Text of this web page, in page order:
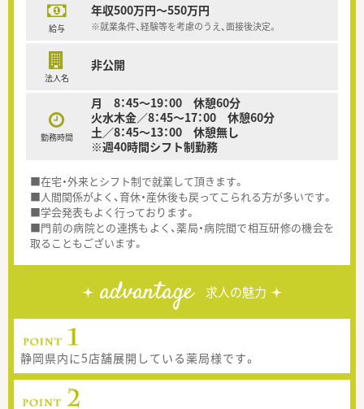
給与
年収500万円～550万円
※就業条件、経験等を考慮のうえ、面接後決定。
法人名
非公開
勤務時間
月 8：45～19：00 休憩60分
火水木金／8：45～17：00 休憩60分
土／8：45～13：00 休憩無し
※週40時間シフト制勤務
■在宅・外来とシフト制で就業して頂きます。
■人間関係がよく、育休・産休後も戻ってこられる方が多いです。
■学会発表もよく行っております。
■門前の病院との連携もよく、薬局・病院間で相互研修の機会を
取ることもございます。
advantage 求人の魅力
静岡県内に5店舗展開している薬局様です。